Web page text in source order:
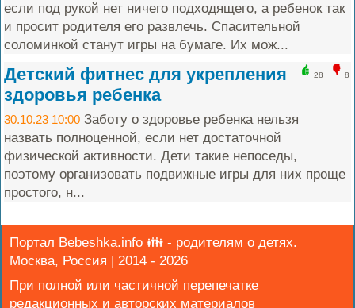
если под рукой нет ничего подходящего, а ребенок так
и просит родителя его развлечь. Спасительной
соломинкой станут игры на бумаге. Их мож...
28 8
Детский фитнес для укрепления
здоровья ребенка
30.10.23 10:00 Заботу о здоровье ребенка нельзя
назвать полноценной, если нет достаточной
физической активности. Дети такие непоседы,
поэтому организовать подвижные игры для них проще
простого, н...
Портал Bebeshka.info 👪 - родителям о детях.
Москва, Россия | 2014 - 2026
При полной или частичной перепечатке
редакционных и авторских материалов